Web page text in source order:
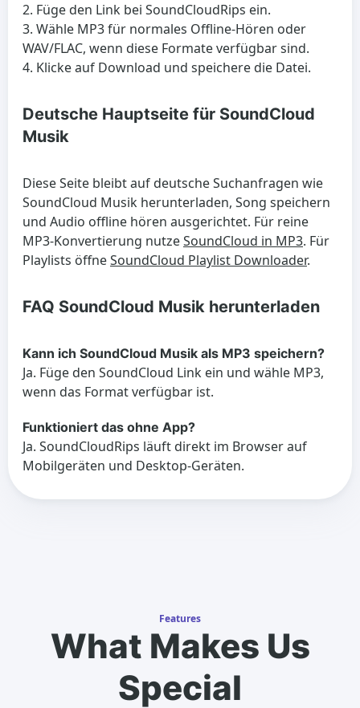
Füge den Link bei SoundCloudRips ein.
Wähle MP3 für normales Offline-Hören oder
WAV/FLAC, wenn diese Formate verfügbar sind.
Klicke auf Download und speichere die Datei.
Deutsche Hauptseite für SoundCloud
Musik
Diese Seite bleibt auf deutsche Suchanfragen wie
SoundCloud Musik herunterladen, Song speichern
und Audio offline hören ausgerichtet. Für reine
MP3-Konvertierung nutzeSoundCloud in MP3. Für
Playlists öffneSoundCloud Playlist Downloader.
FAQ SoundCloud Musik herunterladen
Kann ich SoundCloud Musik als MP3 speichern?
Ja. Füge den SoundCloud Link ein und wähle MP3,
wenn das Format verfügbar ist.
Funktioniert das ohne App?
Ja. SoundCloudRips läuft direkt im Browser auf
Mobilgeräten und Desktop-Geräten.
Features
What Makes Us
Special